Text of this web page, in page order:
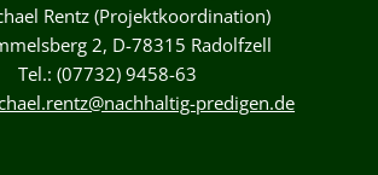
Rentz (Projektkoordination)
2, D-78315 Radolfzell
Tel.: (07732) 9458-63
predigen.de